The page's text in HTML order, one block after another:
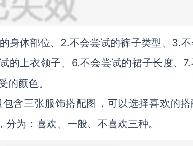
身体部位、2.不会尝试的裤子类型、3.
的上衣领子、6.不会尝试的裙子长度、
的颜色。
含三张服饰搭配图，可以选择喜欢的
为：喜欢、一般、不喜欢三种。